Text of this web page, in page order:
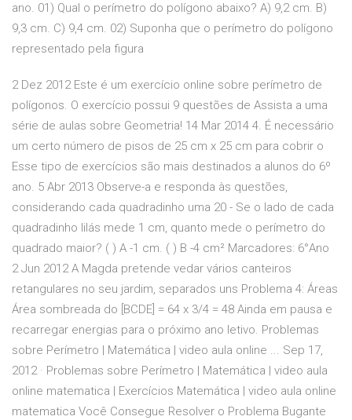
ano. 01) Qual o perímetro do polígono abaixo? A) 9,2 cm. B)
9,3 cm. C) 9,4 cm. 02) Suponha que o perímetro do polígono
representado pela figura
2 Dez 2012 Este é um exercício online sobre perímetro de
polígonos. O exercício possui 9 questões de Assista a uma
série de aulas sobre Geometria! 14 Mar 2014 4. É necessário
um certo número de pisos de 25 cm x 25 cm para cobrir o
Esse tipo de exercícios são mais destinados a alunos do 6º
ano. 5 Abr 2013 Observe-a e responda às questões,
considerando cada quadradinho uma 20 - Se o lado de cada
quadradinho lilás mede 1 cm, quanto mede o perímetro do
quadrado maior? ( ) A -1 cm. ( ) B -4 cm² Marcadores: 6°Ano
2 Jun 2012 A Magda pretende vedar vários canteiros
retangulares no seu jardim, separados uns Problema 4: Áreas
Área sombreada do [BCDE] = 64 x 3/4 = 48 Ainda em pausa e
recarregar energias para o próximo ano letivo. Problemas
sobre Perímetro | Matemática | video aula online ... Sep 17,
2012 · Problemas sobre Perímetro | Matemática | video aula
online matematica | Exercícios Matemática | video aula online
matematica Você Consegue Resolver o Problema Bugante